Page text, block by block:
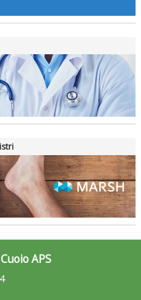
Terzjus: prima riunione a
APS